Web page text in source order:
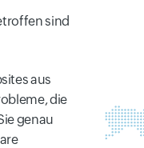
sind
aus
die
genau